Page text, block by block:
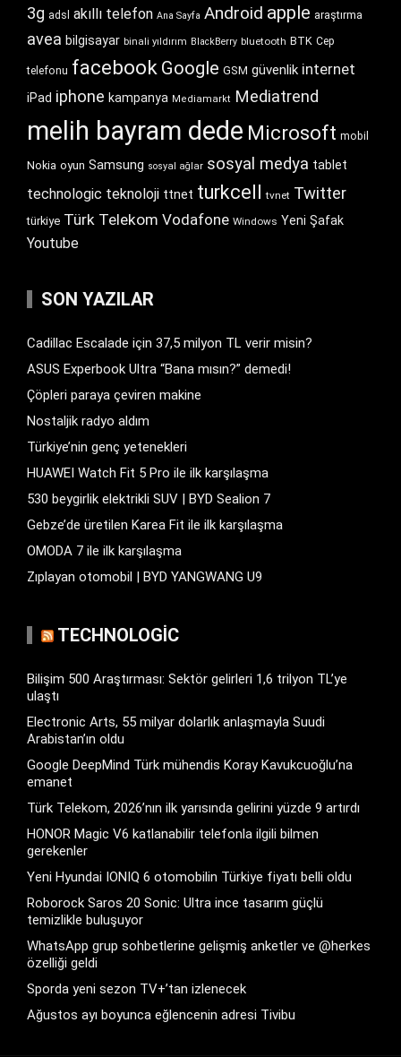
3g adsl akıllı telefon Ana Sayfa Android apple araştırma
avea bilgisayar binali yıldırım BlackBerry bluetooth BTK Cep
telefonu facebook Google GSM güvenlik internet
iPad iphone kampanya Mediamarkt Mediatrend
melih bayram dede Microsoft mobil
Nokia oyun Samsung sosyal ağlar sosyal medya tablet
technologic teknoloji ttnet turkcell tvnet Twitter
türkiye Türk Telekom Vodafone Windows Yeni Şafak
Youtube
SON YAZILAR
Cadillac Escalade için 37,5 milyon TL verir misin?
ASUS Experbook Ultra “Bana mısın?” demedi!
Çöpleri paraya çeviren makine
Nostaljik radyo aldım
Türkiye’nin genç yetenekleri
HUAWEI Watch Fit 5 Pro ile ilk karşılaşma
530 beygirlik elektrikli SUV | BYD Sealion 7
Gebze’de üretilen Karea Fit ile ilk karşılaşma
OMODA 7 ile ilk karşılaşma
Zıplayan otomobil | BYD YANGWANG U9
TECHNOLOGIC
Bilişim 500 Araştırması: Sektör gelirleri 1,6 trilyon TL’ye
ulaştı
Electronic Arts, 55 milyar dolarlık anlaşmayla Suudi
Arabistan’ın oldu
Google DeepMind Türk mühendis Koray Kavukcuoğlu’na
emanet
Türk Telekom, 2026’nın ilk yarısında gelirini yüzde 9 artırdı
HONOR Magic V6 katlanabilir telefonla ilgili bilmen
gerekenler
Yeni Hyundai IONIQ 6 otomobilin Türkiye fiyatı belli oldu
Roborock Saros 20 Sonic: Ultra ince tasarım güçlü
temizlikle buluşuyor
WhatsApp grup sohbetlerine gelişmiş anketler ve @herkes
özelliği geldi
Sporda yeni sezon TV+’tan izlenecek
Ağustos ayı boyunca eğlencenin adresi Tivibu